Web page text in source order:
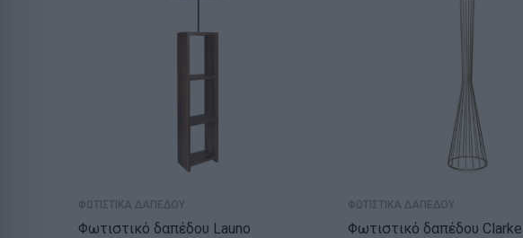
ΦΩΤΙΣΤΙΚΑ ΔΑΠΕΔΟΥ
Φωτιστικό δαπέδου Launo
ΦΩΤΙΣΤΙΚΑ ΔΑΠΕΔΟΥ
Φωτιστικό δαπέδου Clarke μέταλλο/